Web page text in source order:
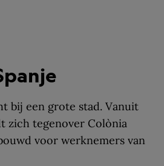
bij een grote stad. Vanuit
zich tegenover Colònia
voor werknemers van